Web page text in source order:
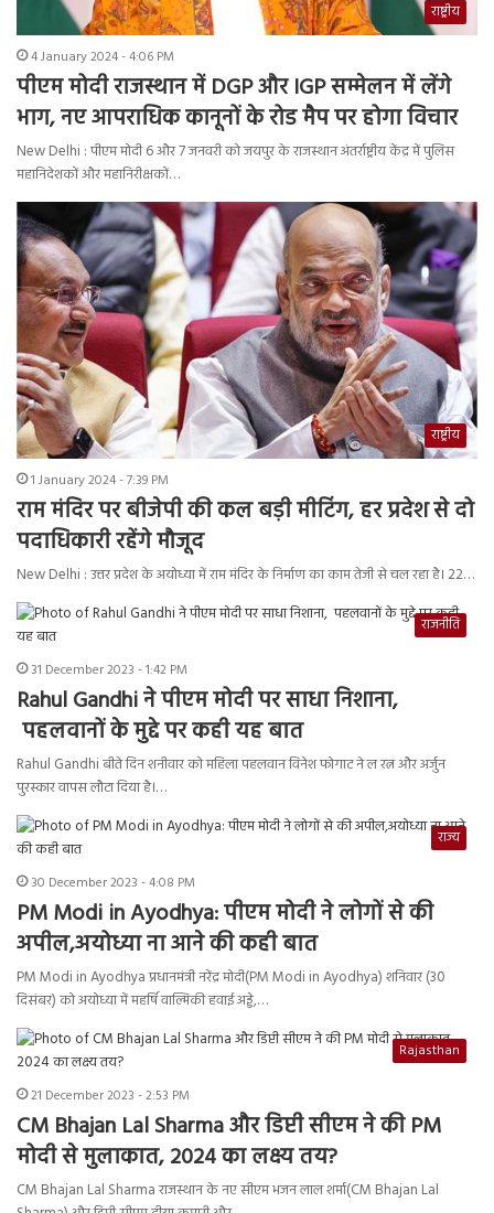
राष्ट्रीय
4 January 2024 - 4:06 PM
पीएम मोदी राजस्थान में DGP और IGP सम्मेलन में लेंगे
भाग, नए आपराधिक कानूनों के रोड मैप पर होगा विचार
New Delhi : पीएम मोदी 6 और 7 जनवरी को जयपुर के राजस्थान अंतर्राष्ट्रीय केंद्र में पुलिस
महानिदेशकों और महानिरीक्षकों…
राष्ट्रीय
1 January 2024 - 7:39 PM
राम मंदिर पर बीजेपी की कल बड़ी मीटिंग, हर प्रदेश से दो
पदाधिकारी रहेंगे मौजूद
New Delhi : उत्तर प्रदेश के अयोध्या में राम मंदिर के निर्माण का काम तेजी से चल रहा है। 22…
राजनीति
31 December 2023 - 1:42 PM
Rahul Gandhi ने पीएम मोदी पर साधा निशाना,
पहलवानों के मुद्दे पर कही यह बात
Rahul Gandhi बीते दिन शनीवार को महिला पहलवान विनेश फोगाट ने ल रत्न और अर्जुन
पुरस्कार वापस लौटा दिया है।…
राज्य
30 December 2023 - 4:08 PM
PM Modi in Ayodhya: पीएम मोदी ने लोगों से की
अपील,अयोध्या ना आने की कही बात
PM Modi in Ayodhya प्रधानमंत्री नरेंद्र मोदी(PM Modi in Ayodhya) शनिवार (30
दिसंबर) को अयोध्या में महर्षि वाल्मिकी हवाई अड्डे,…
Rajasthan
21 December 2023 - 2:53 PM
CM Bhajan Lal Sharma और डिप्टी सीएम ने की PM
मोदी से मुलाकात, 2024 का लक्ष्य तय?
CM Bhajan Lal Sharma राजस्थान के नए सीएम भजन लाल शर्मा(CM Bhajan Lal